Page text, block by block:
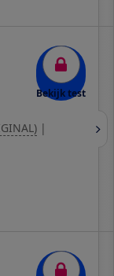
Bekijk test
|